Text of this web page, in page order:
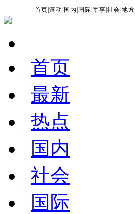
首页 |滚动 国内 国际 |军事 |社会 |地方
首页
最新
热点
国内
社会
国际